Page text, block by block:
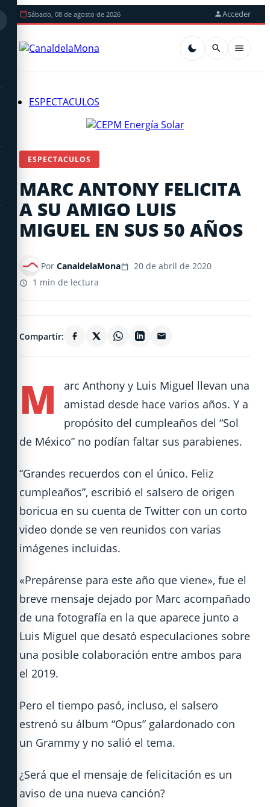
Sábado, 08 de agosto de 2026 Acceder
ESPECTACULOS
ESPECTACULOS
MARC ANTONY FELICITA
A SU AMIGO LUIS
MIGUEL EN SUS 50 AÑOS
Por CanaldelaMona
20 de abril de 2020
1 min de lectura
Compartir:
M
arc Anthony y Luis Miguel llevan una
amistad desde hace varios años. Y a
propósito del cumpleaños del “Sol
de México” no podían faltar sus parabienes.
“Grandes recuerdos con el único. Feliz
cumpleaños”, escribió el salsero de origen
boricua en su cuenta de Twitter con un corto
video donde se ven reunidos con varias
imágenes incluidas.
«Prepárense para este año que viene», fue el
breve mensaje dejado por Marc acompañado
de una fotografía en la que aparece junto a
Luis Miguel que desató especulaciones sobre
una posible colaboración entre ambos para
el 2019.
Pero el tiempo pasó, incluso, el salsero
estrenó su álbum “Opus” galardonado con
un Grammy y no salió el tema.
¿Será que el mensaje de felicitación es un
aviso de una nueva canción?